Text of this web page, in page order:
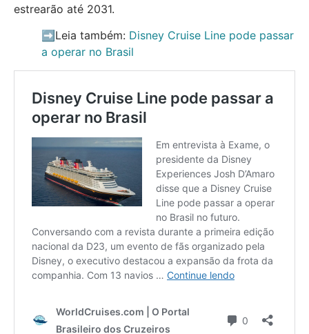
estrearão até 2031.
➡️Leia também: Disney Cruise Line pode passar
a operar no Brasil